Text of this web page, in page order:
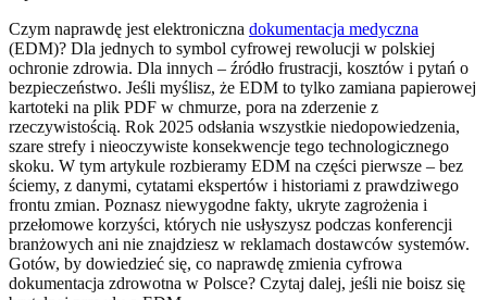
Czym naprawdę jest elektroniczna dokumentacja medyczna
(EDM)? Dla jednych to symbol cyfrowej rewolucji w polskiej
ochronie zdrowia. Dla innych – źródło frustracji, kosztów i pytań o
bezpieczeństwo. Jeśli myślisz, że EDM to tylko zamiana papierowej
kartoteki na plik PDF w chmurze, pora na zderzenie z
rzeczywistością. Rok 2025 odsłania wszystkie niedopowiedzenia,
szare strefy i nieoczywiste konsekwencje tego technologicznego
skoku. W tym artykule rozbieramy EDM na części pierwsze – bez
ściemy, z danymi, cytatami ekspertów i historiami z prawdziwego
frontu zmian. Poznasz niewygodne fakty, ukryte zagrożenia i
przełomowe korzyści, których nie usłyszysz podczas konferencji
branżowych ani nie znajdziesz w reklamach dostawców systemów.
Gotów, by dowiedzieć się, co naprawdę zmienia cyfrowa
dokumentacja zdrowotna w Polsce? Czytaj dalej, jeśli nie boisz się